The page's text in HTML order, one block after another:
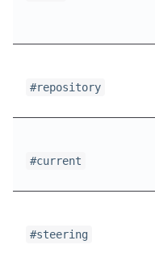
#repository
#current
#steering